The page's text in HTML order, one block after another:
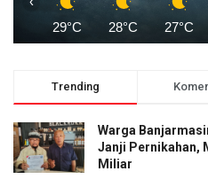
29°C 28°C 27°C
Trending
Warga
Janji Pernikahan,
Miliar